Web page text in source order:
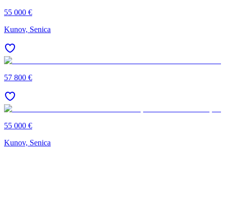
55 000 €
Kunov, Senica
57 800 €
55 000 €
Kunov, Senica